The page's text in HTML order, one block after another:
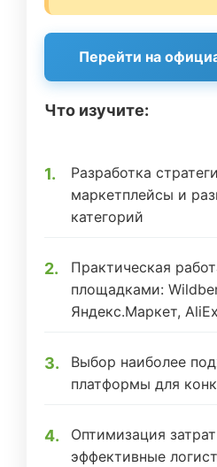
Перейти на
Что изучите:
Разработка
маркетплейсы и
категорий
Практическая
площадками:
Яндекс.Маркет,
Выбор наиболее
платформы для
Оптимизация
эффективные